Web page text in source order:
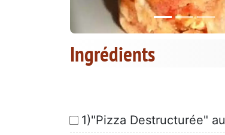
Ingrédients
1)"Pizza Destructurée" au